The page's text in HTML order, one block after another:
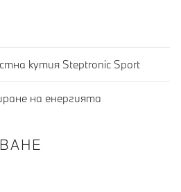
кутия Steptronic Sport
на енергията